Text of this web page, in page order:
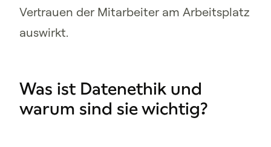
Vertrauen der Mitarbeiter am Arbeitsplatz
auswirkt.
Was ist Datenethik und
warum sind sie wichtig?